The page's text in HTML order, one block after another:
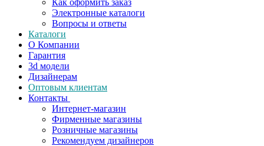
Как оформить заказ
Электронные каталоги
Вопросы и ответы
Каталоги
О Компании
Гарантия
3d модели
Дизайнерам
Оптовым клиентам
Контакты
Интернет-магазин
Фирменные магазины
Розничные магазины
Рекомендуем дизайнеров